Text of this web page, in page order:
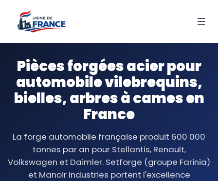
Pièces forgées acier pour
automobile vilebrequins,
bielles, arbres à cames en
France
La forge automobile française produit 600 000
tonnes par an pour Stellantis, Renault,
Volkswagen et Daimler. Setforge (groupe Farinia)
et Manoir Industries portent l'excellence